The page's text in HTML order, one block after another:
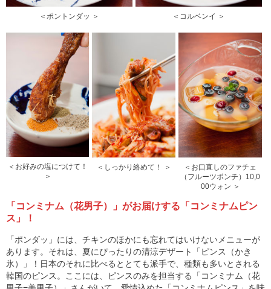
＜ポントンダッ ＞ ＜コルベンイ ＞
＜お好みの塩につけて！
＞
＜しっかり絡めて！ ＞
＜お口直しのファチェ
（フルーツポンチ）10,0
00ウォン ＞
「コンミナム（花男子）」がお届けする「コンミナムピン
ス」！
「ポンダッ」には、チキンのほかにも忘れてはいけないメニューが
あります。それは、夏にぴったりの清涼デザート「ピンス（かき
氷）」！日本のそれに比べるととても派手で、種類も多いとされる
韓国のピンス。ここには、ピンスのみを担当する「コンミナム（花